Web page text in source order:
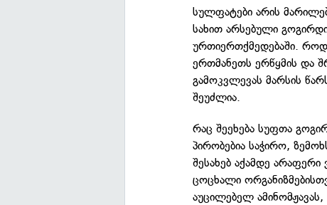
სულფატები არის
სახით არსებული
ურთიერთქმედებაში.
ერთმანეთს ერწყმის და
გამოკვლევას მარსის
შეუძლია.
რაც შეეხება სუფთა
პირობებია საჭირო,
შესახებ აქამდე
ცოცხალი
აუცილებელ